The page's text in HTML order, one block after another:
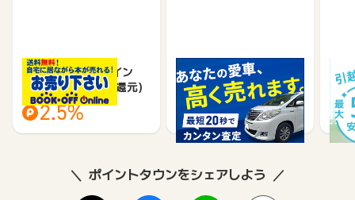
ブックオフオンライン
【宅配買取】(料率還元)
2.5%
車買取のチョージン
18,000
ポイントタウンをシェアしよう